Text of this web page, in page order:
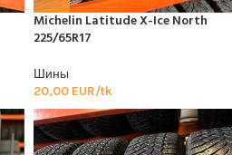
Michelin Latitude X-Ice North
225/65R17
Шины
20,00 EUR/tk